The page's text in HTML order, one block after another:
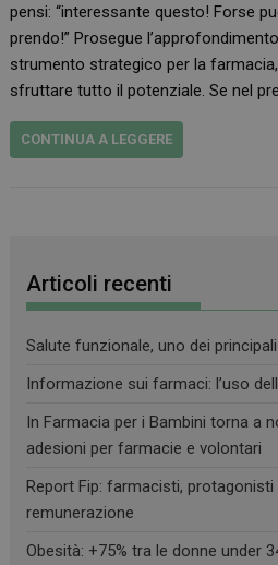
pensi: “interessante questo! Forse
prendo!” Prosegue
strumento strategico per la
sfruttare tutto il potenziale. Se nel
CONTINUA A LEGGERE
Articoli recenti
Salute funzionale, uno dei
Informazione sui farmaci: l’uso
In Farmacia per i Bambini torna a
adesioni per farmacie e volontari
Report Fip: farmacisti, protagonisti
remunerazione
Obesità: +75% tra le donne under